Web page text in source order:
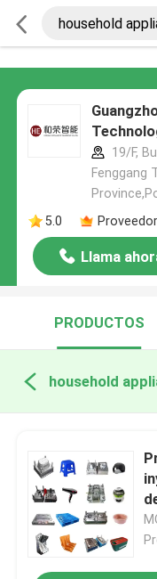
19/F,
Fenggang
5.0
Llama
PRODUCTOS